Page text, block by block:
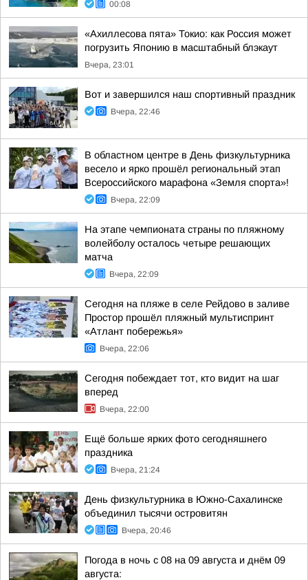
00:08
«Ахиллесова пята» Токио: как Россия может
погрузить Японию в масштабный блэкаут
Вчера, 23:01
Вот и завершился наш спортивный праздник
Вчера, 22:46
В областном центре в День физкультурника
весело и ярко прошёл региональный этап
Всероссийского марафона «Земля спорта»!
Вчера, 22:09
На этапе чемпионата страны по пляжному
волейболу осталось четыре решающих
матча
Вчера, 22:09
Сегодня на пляже в селе Рейдово в заливе
Простор прошёл пляжный мультиспринт
«Атлант побережья»
Вчера, 22:06
Сегодня побеждает тот, кто видит на шаг
вперед
Вчера, 22:00
Ещё больше ярких фото сегодняшнего
праздника
Вчера, 21:24
День физкультурника в Южно-Сахалинске
объединил тысячи островитян
Вчера, 20:46
Погода в ночь с 08 на 09 августа и днём 09
августа: